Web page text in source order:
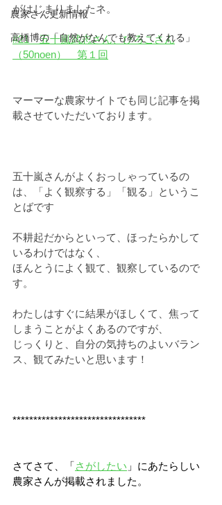
農家さん更新情報
高橋博の「自然がなんでも教えてくれる」
がはじまりましたネ。
#21　五十嵐武志さん、ひろこさん
（50noen）　第１回
マーマーな農家サイトでも同じ記事を掲
載させていただいております。
五十嵐さんがよくおっしゃっているの
は、「よく観察する」「観る」というこ
とばです
不耕起だからといって、ほったらかして
いるわけではなく、
ほんとうによく観て、観察しているので
す。
わたしはすぐに結果がほしくて、焦って
しまうことがよくあるのですが、
じっくりと、自分の気持ちのよいバラン
ス、観てみたいと思います！
********************************
さてさて、「さがしたい 」にあたらしい
農家さんが掲載されました。